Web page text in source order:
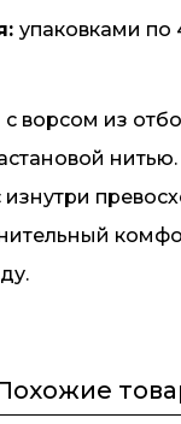
упаковками по
ворсом из